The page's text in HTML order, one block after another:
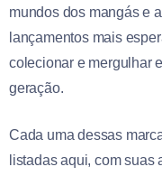
mundos dos mangás e
lançamentos mais
colecionar e mergulhar
geração.
Cada uma dessas
listadas aqui, com